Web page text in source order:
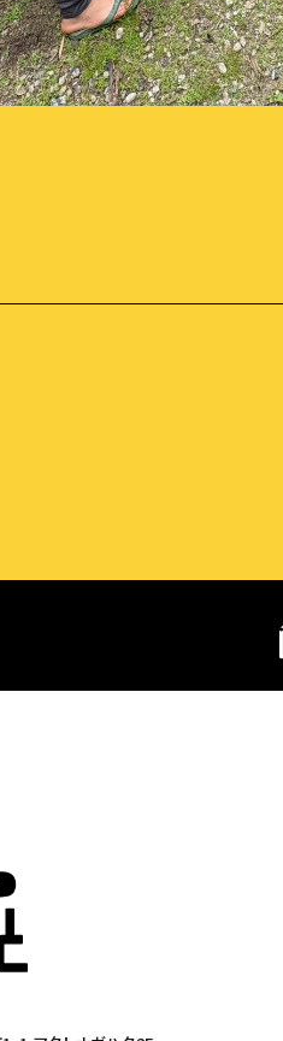
分かるふらっと
園高等学校 岐阜校
スクールふらっと